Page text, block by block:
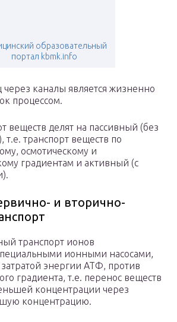
образовательный
портал kbmk.info
через каналы является жизненно
процессом.
веществ делят на пассивный (без
т.е. транспорт веществ по
осмотическому и
градиентам и активный (с
и вторично-
транспорт ионов
ионными насосами,
затратой энергии АТФ, против
градиента, т.е. перенос веществ
концентрации через
концентрацию.